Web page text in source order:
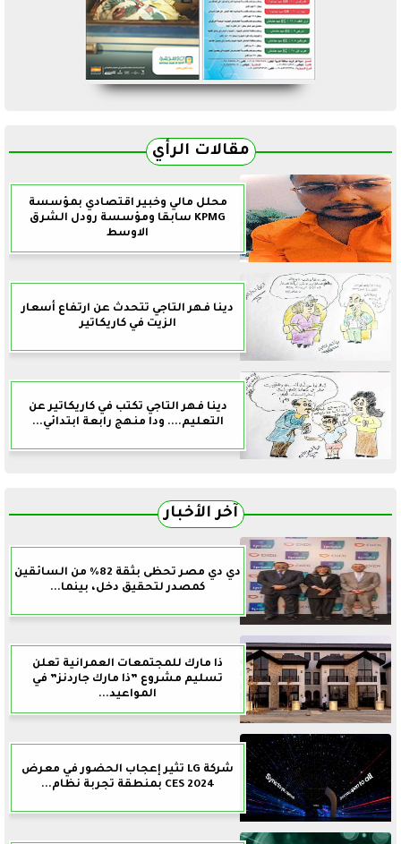
مقالات الرأي
محلل مالي وخبير اقتصادي بمؤسسة
KPMG سابقا ومؤسسة رودل الشرق
الاوسط
دينا فهر التاجي تتحدث عن ارتفاع أسعار
الزيت في كاريكاتير
دينا فهر التاجي تكتب في كاريكاتير عن
التعليم.... ودا منهج رابعة ابتدائي...
آخر الأخبار
دي دي مصر تحظى بثقة 82% من السائقين
كمصدر لتحقيق دخل، بينما...
ذا مارك للمجتمعات العمرانية تعلن
تسليم مشروع ”ذا مارك جاردنز” في
المواعيد...
شركة LG تثير إعجاب الحضور في معرض
CES 2024 بمنطقة تجربة نظام...